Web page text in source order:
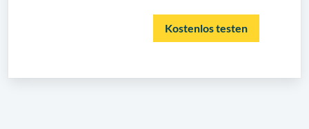
Kostenlos testen